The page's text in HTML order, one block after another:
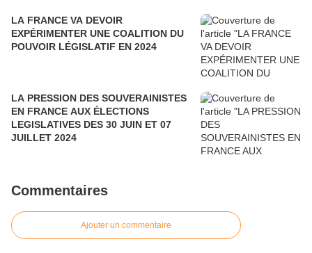
LA FRANCE VA DEVOIR
EXPÉRIMENTER UNE COALITION DU
POUVOIR LÉGISLATIF EN 2024
LA PRESSION DES SOUVERAINISTES
EN FRANCE AUX ÉLECTIONS
LEGISLATIVES DES 30 JUIN ET 07
JUILLET 2024
Commentaires
Ajouter un commentaire